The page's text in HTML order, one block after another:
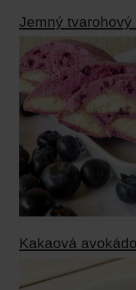
Jemný
Kakaová